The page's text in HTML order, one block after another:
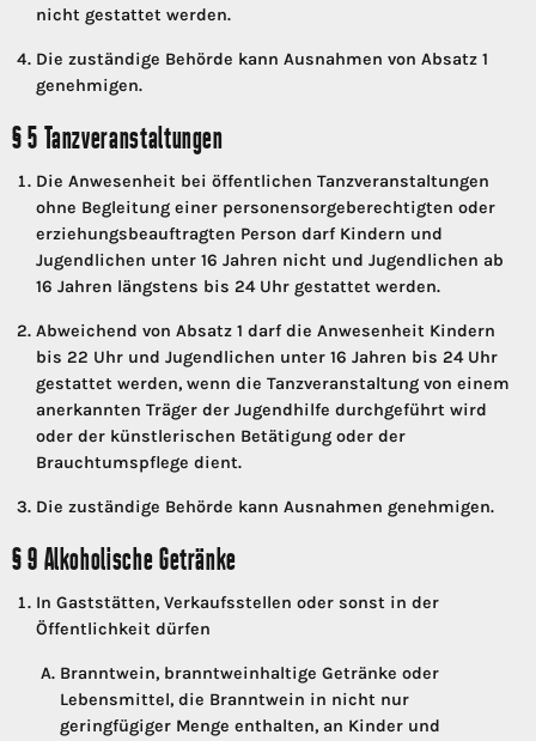
nicht gestattet werden.
Die zuständige Behörde kann Ausnahmen von Absatz 1
genehmigen.
§ 5 Tanzveranstaltungen
Die Anwesenheit bei öffentlichen Tanzveranstaltungen
ohne Begleitung einer personensorgeberechtigten oder
erziehungsbeauftragten Person darf Kindern und
Jugendlichen unter 16 Jahren nicht und Jugendlichen ab
16 Jahren längstens bis 24 Uhr gestattet werden.
Abweichend von Absatz 1 darf die Anwesenheit Kindern
bis 22 Uhr und Jugendlichen unter 16 Jahren bis 24 Uhr
gestattet werden, wenn die Tanzveranstaltung von einem
anerkannten Träger der Jugendhilfe durchgeführt wird
oder der künstlerischen Betätigung oder der
Brauchtumspflege dient.
Die zuständige Behörde kann Ausnahmen genehmigen.
§ 9 Alkoholische Getränke
In Gaststätten, Verkaufsstellen oder sonst in der
Öffentlichkeit dürfen
Branntwein, branntweinhaltige Getränke oder
Lebensmittel, die Branntwein in nicht nur
geringfügiger Menge enthalten, an Kinder und